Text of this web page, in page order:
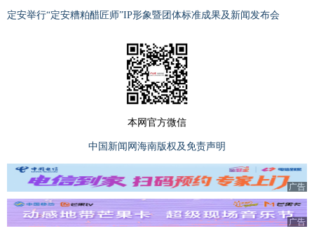
定安举行“定安糟粕醋匠师”IP形象暨团体标准成果及新闻发布会
本网官方微信
中国新闻网海南版权及免责声明
广告
广告